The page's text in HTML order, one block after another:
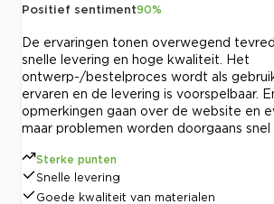
Positief sentiment90%
De ervaringen tonen overwegend
snelle levering en hoge kwaliteit. Het
ontwerp-/bestelproces wordt als
ervaren en de levering is voorspelbaar.
opmerkingen gaan over de website en
maar problemen worden doorgaans snel
Sterke punten
Snelle levering
Goede kwaliteit van materialen